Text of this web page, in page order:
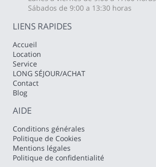
Sábados de 9:00 a 13:30 horas
LIENS RAPIDES
Accueil
Location
Service
LONG SÉJOUR/ACHAT
Contact
Blog
AIDE
Conditions générales
Politique de Cookies
Mentions légales
Politique de confidentialité